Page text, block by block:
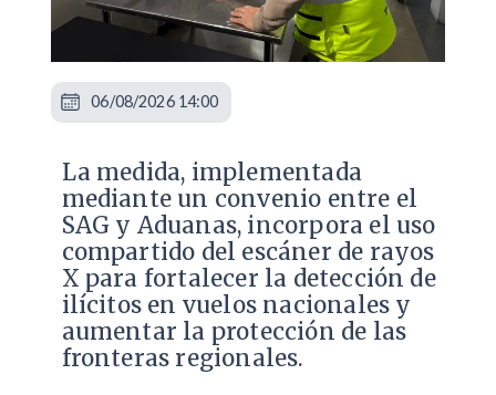
La medida, implementada
mediante un convenio entre el
SAG y Aduanas, incorpora el uso
compartido del escáner de rayos
X para fortalecer la detección de
ilícitos en vuelos nacionales y
aumentar la protección de las
fronteras regionales.
06/08/2026 14:00